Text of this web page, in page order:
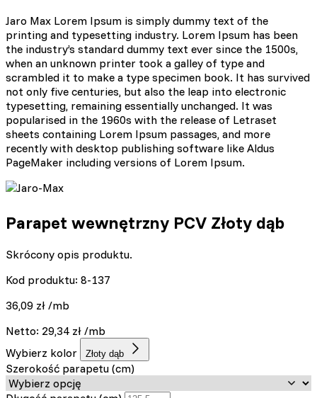
Jaro Max Lorem Ipsum is simply dummy text of the
printing and typesetting industry. Lorem Ipsum has been
the industry’s standard dummy text ever since the 1500s,
when an unknown printer took a galley of type and
scrambled it to make a type specimen book. It has survived
not only five centuries, but also the leap into electronic
typesetting, remaining essentially unchanged. It was
popularised in the 1960s with the release of Letraset
sheets containing Lorem Ipsum passages, and more
recently with desktop publishing software like Aldus
PageMaker including versions of Lorem Ipsum.
Parapet wewnętrzny PCV Złoty dąb
Skrócony opis produktu.
Kod produktu: 8-137
36,09 zł /mb
Netto: 29,34 zł /mb
Wybierz kolor
Złoty dąb
Szerokość parapetu (cm)